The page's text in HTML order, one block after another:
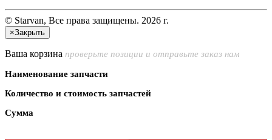
© Starvan, Все права защищены. 2026 г.
×Закрыть
Ваша корзина проверьте позиции и отправьте заказ нам
Наименование запчасти
Количество и стоимость запчастей
Сумма